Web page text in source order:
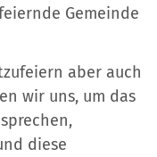
Gemeinde
aber auch
wir uns, um das
diese